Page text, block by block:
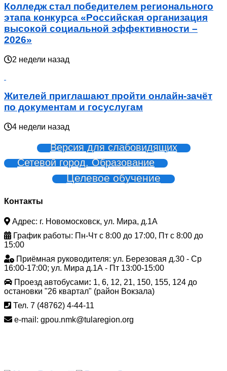
Колледж стал победителем регионального
этапа конкурса «Российская организация
высокой социальной эффективности –
2026»
2 недели назад
Жителей приглашают пройти онлайн-зачёт
по документам и госуслугам
4 недели назад
Версия для слабовидящих
Сетевой город. Образование
Целевое обучение
Контакты
Адрес: г. Новомосковск, ул. Мира, д.1А
График работы: Пн-Чт с 8:00 до 17:00, Пт с 8:00 до
15:00
Приёмная руководителя: ул. Березовая д.30 - Ср
16:00-17:00; ул. Мира д.1А - Пт 13:00-15:00
Проезд автобусами: 1, 6, 12, 21, 150, 155, 124 до
остановки "26 квартал" (район Вокзала)
Тел. 7 (48762) 4-44-11
e-mail: gpou.nmk@tularegion.org